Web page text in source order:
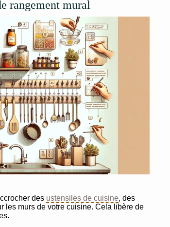
rangement mural
des ustensiles de cuisine, des
les murs de votre cuisine. Cela libère de